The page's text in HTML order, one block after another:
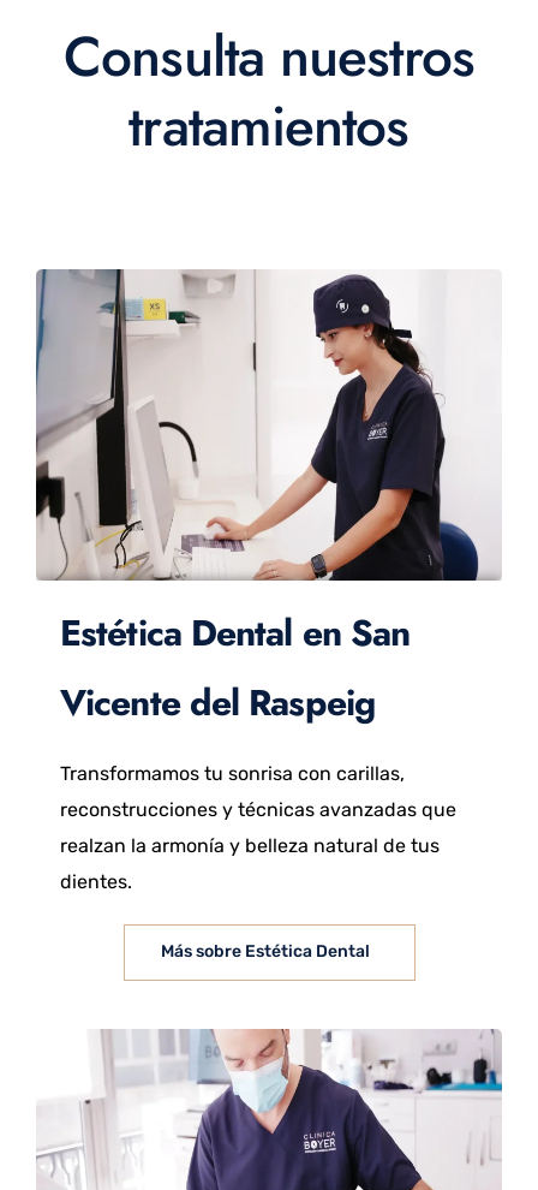
Consulta nuestros
tratamientos
Estética Dental en San
Vicente del Raspeig
Transformamos tu sonrisa con carillas,
reconstrucciones y técnicas avanzadas que
realzan la armonía y belleza natural de tus
dientes.
Más sobre Estética Dental